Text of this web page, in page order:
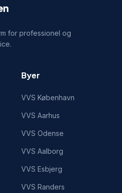
for professionel og
Byer
VVS København
VVS Aarhus
VVS Odense
VVS Aalborg
VVS Esbjerg
VVS Randers